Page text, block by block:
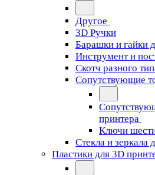
Другое
3D Ручки
Барашки и гайки
Инструмент и
Скотч разного
Сопутствующие
принтера
Ключи
Стекла и зеркала
Пластики для 3D